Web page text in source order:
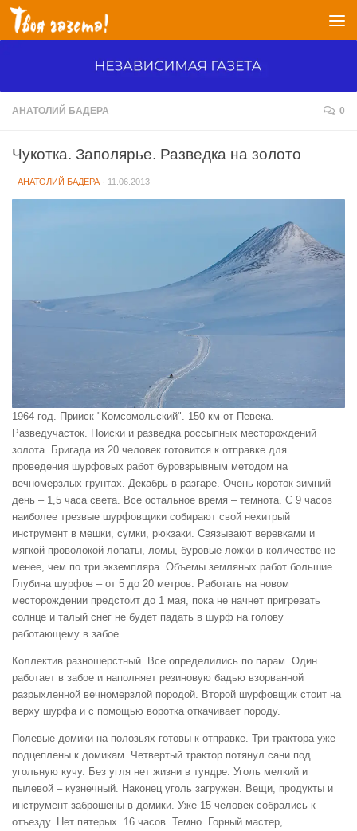
Перейти к содержимому
АНАТОЛИЙ БАДЕРА 0
Чукотка. Заполярье. Разведка на золото
- АНАТОЛИЙ БАДЕРА · 11.06.2013
1964 год. Прииск "Комсомольский". 150 км от Певека.
Разведучасток. Поиски и разведка россыпных месторождений
золота. Бригада из 20 человек готовится к отправке для
проведения шурфовых работ буровзрывным методом на
вечномерзлых грунтах. Декабрь в разгаре. Очень короток зимний
день – 1,5 часа света. Все остальное время – темнота. С 9 часов
наиболее трезвые шурфовщики собирают свой нехитрый
инструмент в мешки, сумки, рюкзаки. Связывают веревками и
мягкой проволокой лопаты, ломы, буровые ложки в количестве не
менее, чем по три экземпляра. Объемы земляных работ большие.
Глубина шурфов – от 5 до 20 метров. Работать на новом
месторождении предстоит до 1 мая, пока не начнет пригревать
солнце и талый снег не будет падать в шурф на голову
работающему в забое.
Коллектив разношерстный. Все определились по парам. Один
работает в забое и наполняет резиновую бадью взорванной
разрыхленной вечномерзлой породой. Второй шурфовщик стоит на
верху шурфа и с помощью воротка откачивает породу.
Полевые домики на полозьях готовы к отправке. Три трактора уже
подцеплены к домикам. Четвертый трактор потянул сани под
угольную кучу. Без угля нет жизни в тундре. Уголь мелкий и
пылевой – кузнечный. Наконец уголь загружен. Вещи, продукты и
инструмент заброшены в домики. Уже 15 человек собрались к
отъезду. Нет пятерых. 16 часов. Темно. Горный мастер,